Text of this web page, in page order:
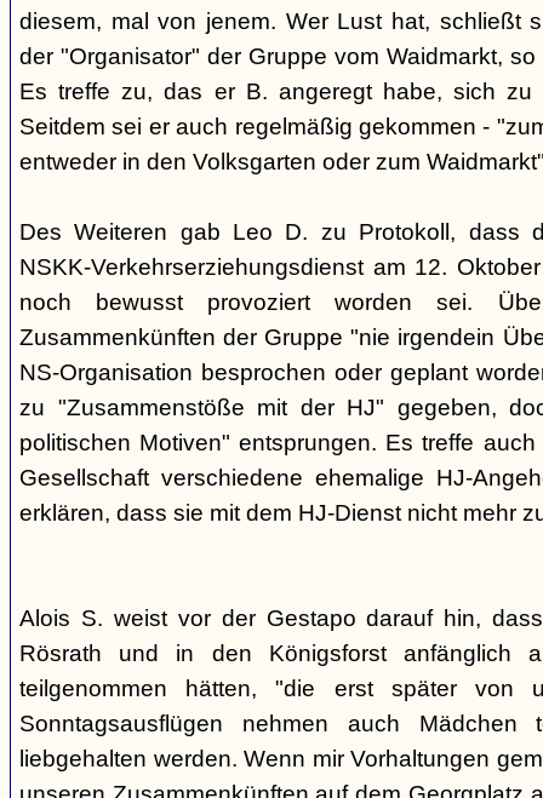
diesem, mal von jenem. Wer Lust hat, schließt
der "Organisator" der Gruppe vom Waidmarkt,
Es treffe zu, das er B. angeregt habe, sich zu
Seitdem sei er auch regelmäßig gekommen -
entweder in den Volksgarten oder zum
Des Weiteren gab Leo D. zu Protokoll, dass
NSKK-Verkehrserziehungsdienst am 12.
noch bewusst provoziert worden sei.
Zusammenkünften der Gruppe "nie irgendein
NS-Organisation besprochen oder geplant
zu "Zusammenstöße mit der HJ" gegeben,
politischen Motiven" entsprungen. Es treffe
Gesellschaft verschiedene ehemalige HJ-
erklären, dass sie mit dem HJ-Dienst nicht mehr
Alois S. weist vor der Gestapo darauf hin,
Rösrath und in den Königsforst anfänglich
teilgenommen hätten, "die erst später von
Sonntagsausflügen nehmen auch
liebgehalten werden. Wenn mir Vorhaltungen